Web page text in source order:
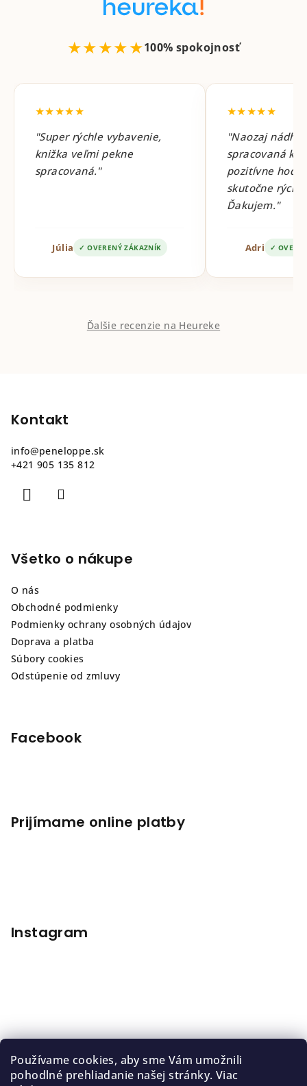
Používame cookies, aby sme Vám umožnili
pohodlné prehliadanie našej stránky. Viac
★★★★★100% spokojnosť
★★★★★
"Super rýchle vybavenie,
knižka veľmi pekne
spracovaná."
Júlia ✓ OVERENÝ ZÁKAZNÍK
★★★★★
"Naozaj
spracovaná
pozitívne
skutočne
Ďakujem."
Adri ✓
Ďalšie recenzie na Heureke
Kontakt
info@peneloppe.sk
+421 905 135 812
Všetko o nákupe
O nás
Obchodné podmienky
Podmienky ochrany osobných údajov
Doprava a platba
Súbory cookies
Odstúpenie od zmluvy
Facebook
Prijímame online platby
Instagram